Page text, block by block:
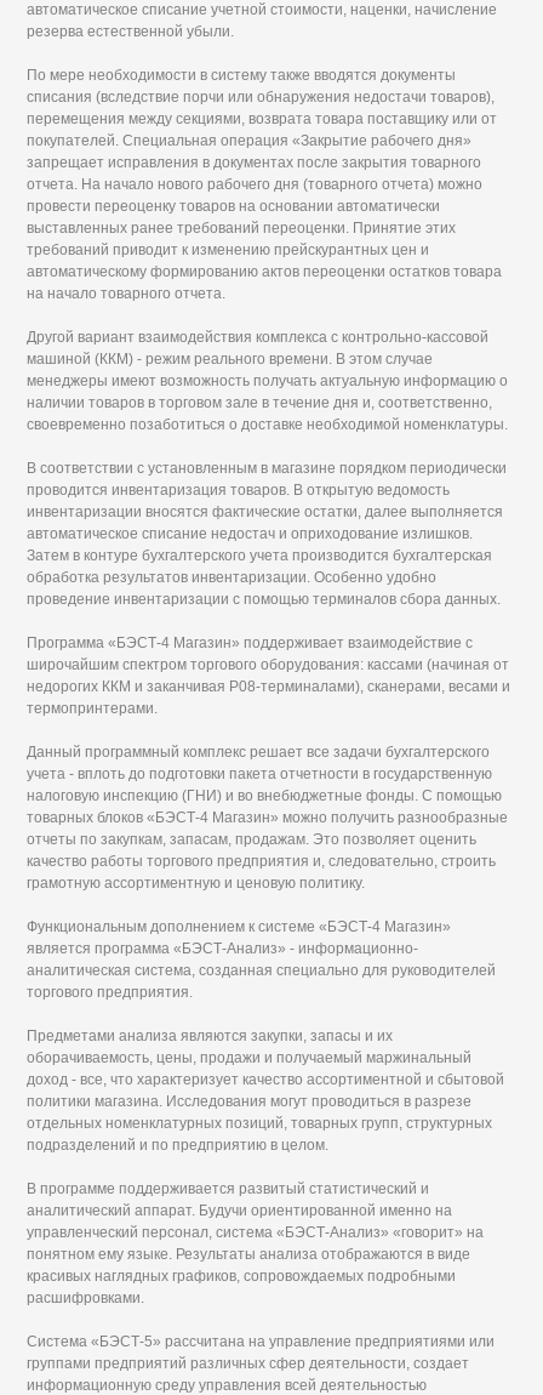
автоматическое списание учетной стоимости, наценки, начисление
резерва естественной убыли.
По мере необходимости в систему также вводятся документы
списания (вследствие порчи или обнаружения недостачи товаров),
перемещения между секциями, возврата товара поставщику или от
покупателей. Специальная операция «Закрытие рабочего дня»
запрещает исправления в документах после закрытия товарного
отчета. На начало нового рабочего дня (товарного отчета) можно
провести переоценку товаров на основании автоматически
выставленных ранее требований переоценки. Принятие этих
требований приводит к изменению прейскурантных цен и
автоматическому формированию актов переоценки остатков товара
на начало товарного отчета.
Другой вариант взаимодействия комплекса с контрольно-кассовой
машиной (ККМ) - режим реального времени. В этом случае
менеджеры имеют возможность получать актуальную информацию о
наличии товаров в торговом зале в течение дня и, соответственно,
своевременно позаботиться о доставке необходимой номенклатуры.
В соответствии с установленным в магазине порядком периодически
проводится инвентаризация товаров. В открытую ведомость
инвентаризации вносятся фактические остатки, далее выполняется
автоматическое списание недостач и оприходование излишков.
Затем в контуре бухгалтерского учета производится бухгалтерская
обработка результатов инвентаризации. Особенно удобно
проведение инвентаризации с помощью терминалов сбора данных.
Программа «БЭСТ-4 Магазин» поддерживает взаимодействие с
широчайшим спектром торгового оборудования: кассами (начиная от
недорогих ККМ и заканчивая Р08-терминалами), сканерами, весами и
термопринтерами.
Данный программный комплекс решает все задачи бухгалтерского
учета - вплоть до подготовки пакета отчетности в государственную
налоговую инспекцию (ГНИ) и во внебюджетные фонды. С помощью
товарных блоков «БЭСТ-4 Магазин» можно получить разнообразные
отчеты по закупкам, запасам, продажам. Это позволяет оценить
качество работы торгового предприятия и, следовательно, строить
грамотную ассортиментную и ценовую политику.
Функциональным дополнением к системе «БЭСТ-4 Магазин»
является программа «БЭСТ-Анализ» - информационно-
аналитическая система, созданная специально для руководителей
торгового предприятия.
Предметами анализа являются закупки, запасы и их
оборачиваемость, цены, продажи и получаемый маржинальный
доход - все, что характеризует качество ассортиментной и сбытовой
политики магазина. Исследования могут проводиться в разрезе
отдельных номенклатурных позиций, товарных групп, структурных
подразделений и по предприятию в целом.
В программе поддерживается развитый статистический и
аналитический аппарат. Будучи ориентированной именно на
управленческий персонал, система «БЭСТ-Анализ» «говорит» на
понятном ему языке. Результаты анализа отображаются в виде
красивых наглядных графиков, сопровождаемых подробными
расшифровками.
Система «БЭСТ-5» рассчитана на управление предприятиями или
группами предприятий различных сфер деятельности, создает
информационную среду управления всей деятельностью